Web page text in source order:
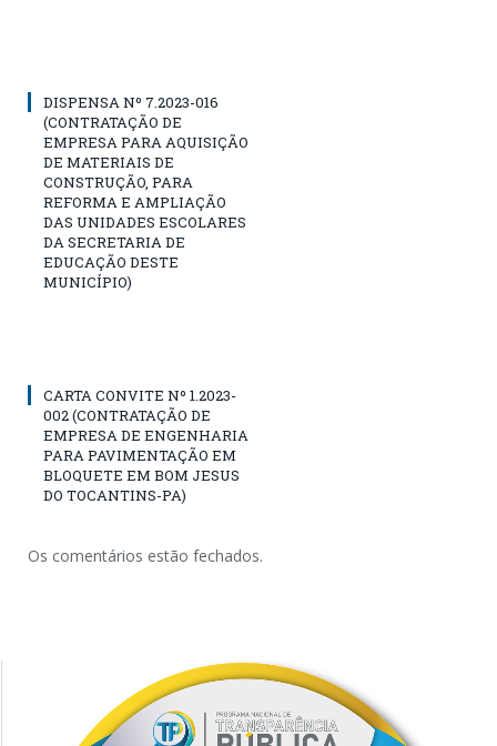
DISPENSA Nº 7.2023-016
(CONTRATAÇÃO DE
EMPRESA PARA AQUISIÇÃO
DE MATERIAIS DE
CONSTRUÇÃO, PARA
REFORMA E AMPLIAÇÃO
DAS UNIDADES ESCOLARES
DA SECRETARIA DE
EDUCAÇÃO DESTE
MUNICÍPIO)
CARTA CONVITE Nº 1.2023-
002 (CONTRATAÇÃO DE
EMPRESA DE ENGENHARIA
PARA PAVIMENTAÇÃO EM
BLOQUETE EM BOM JESUS
DO TOCANTINS-PA)
Os comentários estão fechados.